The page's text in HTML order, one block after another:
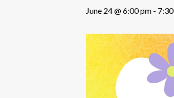
Hit enter to search or ESC to close
June 24 @ 6:00 pm -